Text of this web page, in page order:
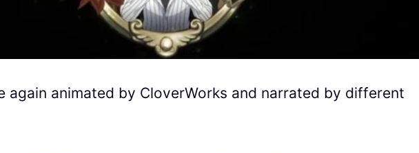
again animated by CloverWorks and narrated by different